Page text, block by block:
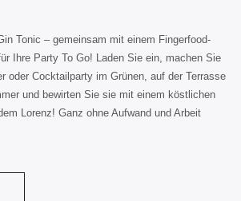
Tonic – gemeinsam mit einem Fingerfood-
Ihre Party To Go! Laden Sie ein, machen Sie
oder Cocktailparty im Grünen, auf der Terrasse
und bewirten Sie sie mit einem köstlichen
Lorenz! Ganz ohne Aufwand und Arbeit